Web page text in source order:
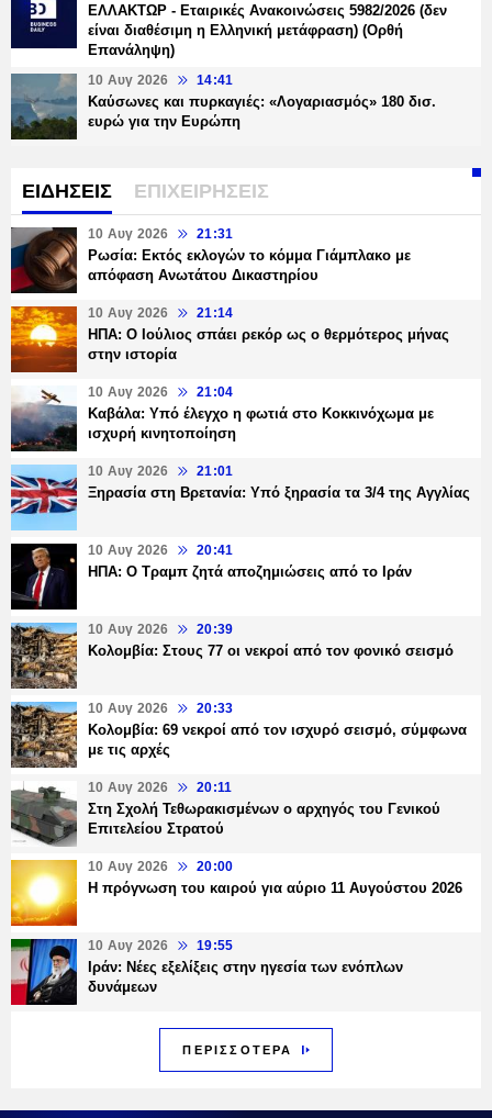
ΕΛΛΑΚΤΩΡ - Εταιρικές Ανακοινώσεις 5982/2026 (δεν
είναι διαθέσιμη η Ελληνική μετάφραση) (Ορθή
Επανάληψη)
10 Αυγ 2026 14:41
Καύσωνες και πυρκαγιές: «Λογαριασμός» 180 δισ.
ευρώ για την Ευρώπη
ΕΙΔΗΣΕΙΣ ΕΠΙΧΕΙΡΗΣΕΙΣ
10 Αυγ 2026 21:31
Ρωσία: Εκτός εκλογών το κόμμα Γιάμπλακο με
απόφαση Ανωτάτου Δικαστηρίου
10 Αυγ 2026 21:14
ΗΠΑ: Ο Ιούλιος σπάει ρεκόρ ως ο θερμότερος μήνας
στην ιστορία
10 Αυγ 2026 21:04
Καβάλα: Υπό έλεγχο η φωτιά στο Κοκκινόχωμα με
ισχυρή κινητοποίηση
10 Αυγ 2026 21:01
Ξηρασία στη Βρετανία: Υπό ξηρασία τα 3/4 της Αγγλίας
10 Αυγ 2026 20:41
ΗΠΑ: Ο Τραμπ ζητά αποζημιώσεις από το Ιράν
10 Αυγ 2026 20:39
Κολομβία: Στους 77 οι νεκροί από τον φονικό σεισμό
10 Αυγ 2026 20:33
Κολομβία: 69 νεκροί από τον ισχυρό σεισμό, σύμφωνα
με τις αρχές
10 Αυγ 2026 20:11
Στη Σχολή Τεθωρακισμένων ο αρχηγός του Γενικού
Επιτελείου Στρατού
10 Αυγ 2026 20:00
Η πρόγνωση του καιρού για αύριο 11 Αυγούστου 2026
10 Αυγ 2026 19:55
Ιράν: Νέες εξελίξεις στην ηγεσία των ενόπλων
δυνάμεων
ΠΕΡΙΣΣΟΤΕΡΑ